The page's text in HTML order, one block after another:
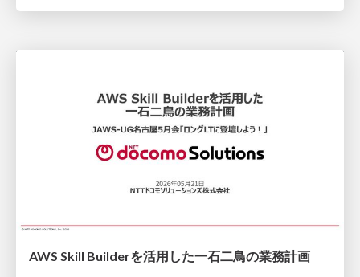
AWS Skill Builderを活用した一石二鳥の業務計画